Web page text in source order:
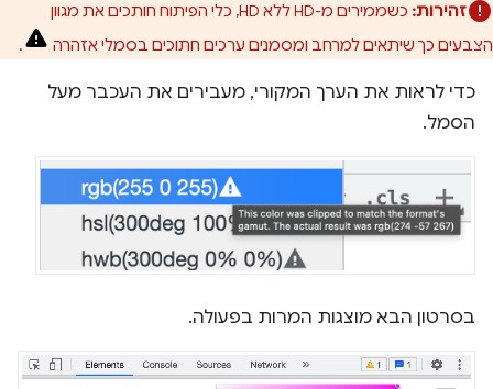
זהירות:
כשממירים מ-HD ללא HD, כלי הפיתוח חותכים את מגוון
הצבעים כך שיתאים למרחב ומסמנים ערכים חתוכים בסמלי אזהרה
.
כדי לראות את הערך המקורי, מעבירים את העכבר מעל
הסמל.
בסרטון הבא מוצגות המרות בפעולה.